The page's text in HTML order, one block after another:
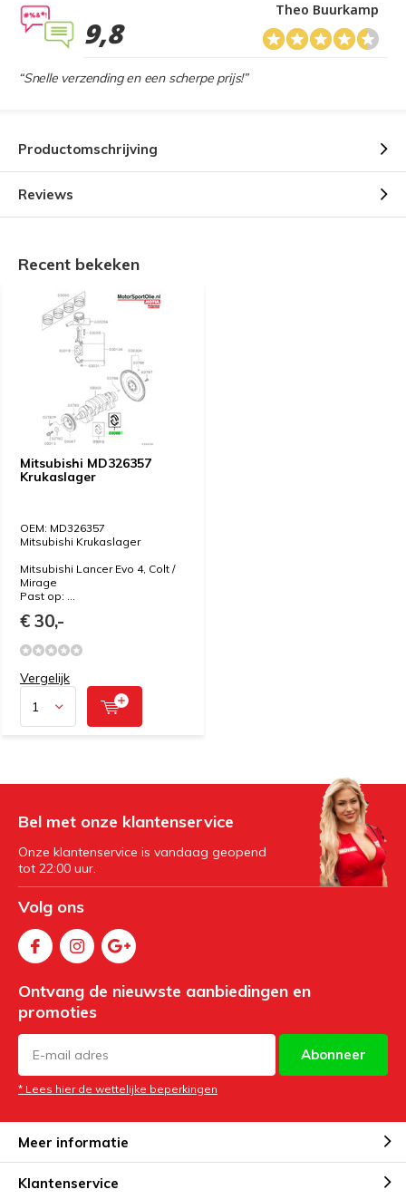
9,8
Theo Buurkamp
“Snelle verzending en een scherpe prijs!”
Productomschrijving
Reviews
Recent bekeken
Mitsubishi MD326357
Krukaslager
OEM: MD326357
Mitsubishi Krukaslager
Mitsubishi Lancer Evo 4, Colt /
Mirage
Past op: ...
€ 30,-
Vergelijk
Bel met onze klantenservice
Onze klantenservice is vandaag geopend
tot 22:00 uur.
Volg ons
Ontvang de nieuwste aanbiedingen en
promoties
Abonneer
* Lees hier de wettelijke beperkingen
Meer informatie
Klantenservice